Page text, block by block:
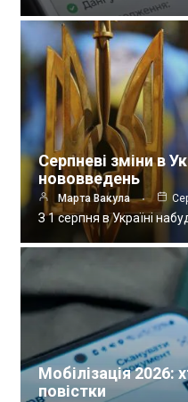
Серпневі зміни в
нововведень
Марта Вакула
З 1 серпня в Україні
Мобілізація 2026:
повістки